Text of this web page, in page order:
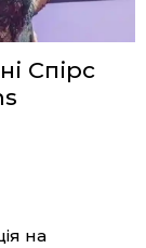
Спірс
на